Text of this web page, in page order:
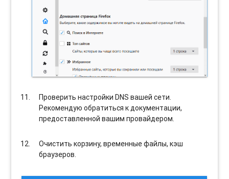
Проверить настройки DNS вашей сети.
Рекомендую обратиться к документации,
предоставленной вашим провайдером.
Очистить корзину, временные файлы, кэш
браузеров.